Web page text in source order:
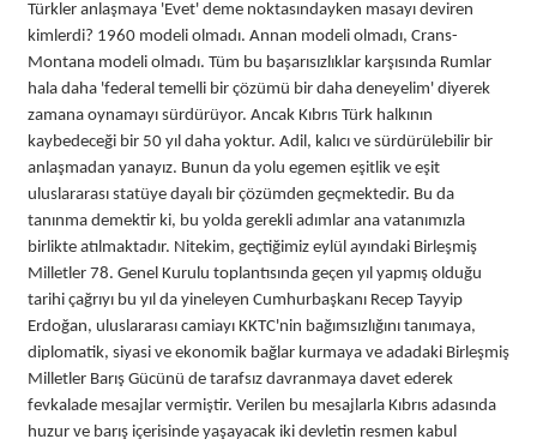
Türkler anlaşmaya 'Evet' deme noktasındayken masayı deviren
kimlerdi? 1960 modeli olmadı. Annan modeli olmadı, Crans-
Montana modeli olmadı. Tüm bu başarısızlıklar karşısında Rumlar
hala daha 'federal temelli bir çözümü bir daha deneyelim' diyerek
zamana oynamayı sürdürüyor. Ancak Kıbrıs Türk halkının
kaybedeceği bir 50 yıl daha yoktur. Adil, kalıcı ve sürdürülebilir bir
anlaşmadan yanayız. Bunun da yolu egemen eşitlik ve eşit
uluslararası statüye dayalı bir çözümden geçmektedir. Bu da
tanınma demektir ki, bu yolda gerekli adımlar ana vatanımızla
birlikte atılmaktadır. Nitekim, geçtiğimiz eylül ayındaki Birleşmiş
Milletler 78. Genel Kurulu toplantısında geçen yıl yapmış olduğu
tarihi çağrıyı bu yıl da yineleyen Cumhurbaşkanı Recep Tayyip
Erdoğan, uluslararası camiayı KKTC'nin bağımsızlığını tanımaya,
diplomatik, siyasi ve ekonomik bağlar kurmaya ve adadaki Birleşmiş
Milletler Barış Gücünü de tarafsız davranmaya davet ederek
fevkalade mesajlar vermiştir. Verilen bu mesajlarla Kıbrıs adasında
huzur ve barış içerisinde yaşayacak iki devletin resmen kabul